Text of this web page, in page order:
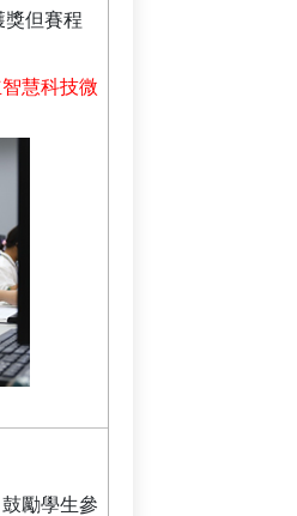
獎但賽程
慧科技微
勵學生參